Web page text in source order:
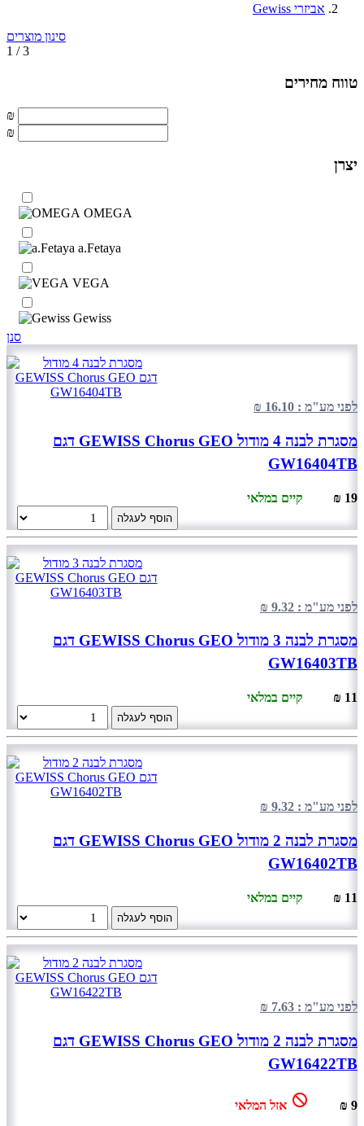
אביזרי Gewiss
סינון מוצרים
1 / 3
טווח מחירים
₪
₪
יצרן
OMEGA
a.Fetaya
VEGA
Gewiss
סנן
לפני מע"מ : 16.10 ₪
מסגרת לבנה 4 מודול GEWISS Chorus GEO דגם
GW16404TB
19 ₪ קיים במלאי
הוסף לעגלה
לפני מע"מ : 9.32 ₪
מסגרת לבנה 3 מודול GEWISS Chorus GEO דגם
GW16403TB
11 ₪ קיים במלאי
הוסף לעגלה
לפני מע"מ : 9.32 ₪
מסגרת לבנה 2 מודול GEWISS Chorus GEO דגם
GW16402TB
11 ₪ קיים במלאי
הוסף לעגלה
לפני מע"מ : 7.63 ₪
מסגרת לבנה 2 מודול GEWISS Chorus GEO דגם
GW16422TB
9 ₪ אזל המלאי